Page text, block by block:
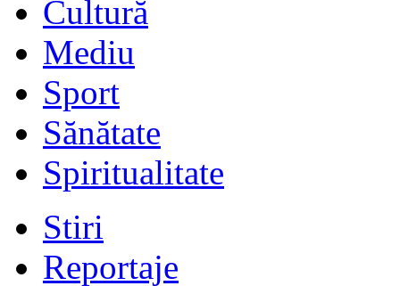
Cultură
Mediu
Sport
Sănătate
Spiritualitate
Stiri
Reportaje